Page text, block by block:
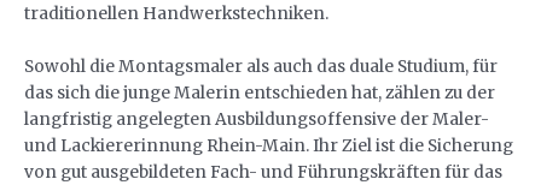
traditionellen Handwerkstechniken.
Sowohl die Montagsmaler als auch das duale Studium, für
das sich die junge Malerin entschieden hat, zählen zu der
langfristig angelegten Ausbildungsoffensive der Maler-
und Lackiererinnung Rhein-Main. Ihr Ziel ist die Sicherung
von gut ausgebildeten Fach- und Führungskräften für das